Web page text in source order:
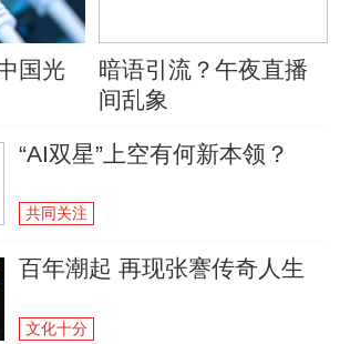
国光
暗语引流？午夜直播
间乱象
“AI双星”上空有何新本领？
共同关注
百年潮起 再现张謇传奇人生
文化十分